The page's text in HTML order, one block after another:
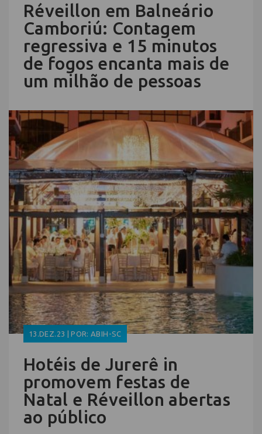
Réveillon em Balneário
Camboriú: Contagem
regressiva e 15 minutos
de fogos encanta mais de
um milhão de pessoas
13.DEZ.23 | POR: ABIH-SC
Hotéis de Jurerê in
promovem festas de
Natal e Réveillon abertas
ao público​